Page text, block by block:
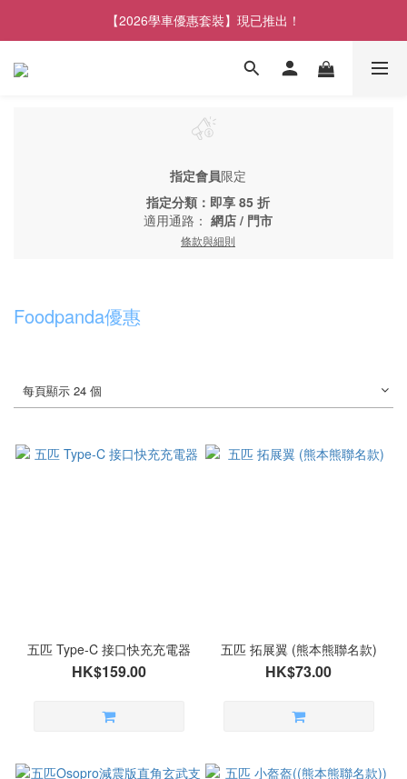
【2026學車優惠套裝】現已推出！
指定會員限定
指定分類：即享 85 折
適用通路： 網店 / 門市
條款與細則
Foodpanda優惠
每頁顯示 24 個
五匹 Type-C 接口快充充電器
HK$159.00
五匹 拓展翼 (熊本熊聯名款)
HK$73.00